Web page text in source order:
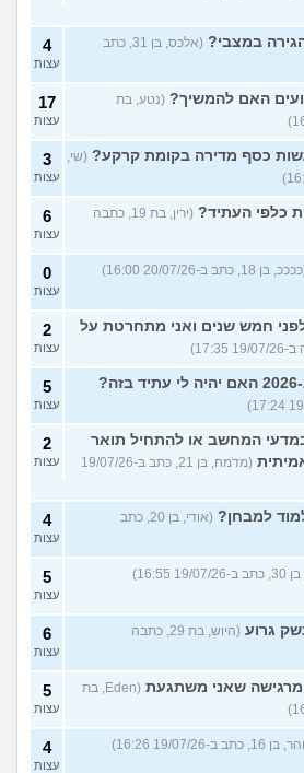
במצבי?
(אלכס, בן 31, כתב
4
עצות
האם להמשיך? (נטע, בת
17
עצות
כסף מדירה בקומת קרקע? (שי,
3
עצות
כלפי העתיד?
(ירין, בת 19, כתבה
6
עצות
בן 18, כתב ב-20/07/26 16:00) 0
עצות
לפני חמש שנים ואני מתחרטת על
2
עצות
5
עצות
המחשב או להתחיל תואר
(מדמח, בן 21, כתב ב-19/07/26
2
עצות
למבחן?
(אודי, בן 20, כתב
4
עצות
5
עצות
גרוע
(היוש, בת 29, כתבה
6
עצות
מרגישה שאני משתגעת
(Eden, בת
5
עצות
כתב ב-19/07/26 16:26) 4
עצות